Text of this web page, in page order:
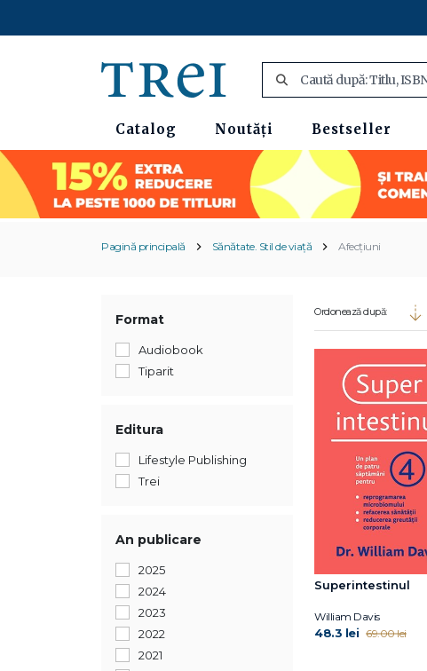
Catalog Noutăți Bestseller
Pagină principală Sănătate. Stil de viață Afecțiuni
Format
Audiobook
Tiparit
Editura
Lifestyle Publishing
Trei
An publicare
2025
2024
2023
2022
2021
Ordonează după:
Superintestinul
William Davis
48.3 lei 69.00 lei